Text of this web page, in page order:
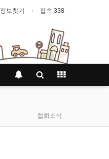
정보찾기 접속 338
협회소식